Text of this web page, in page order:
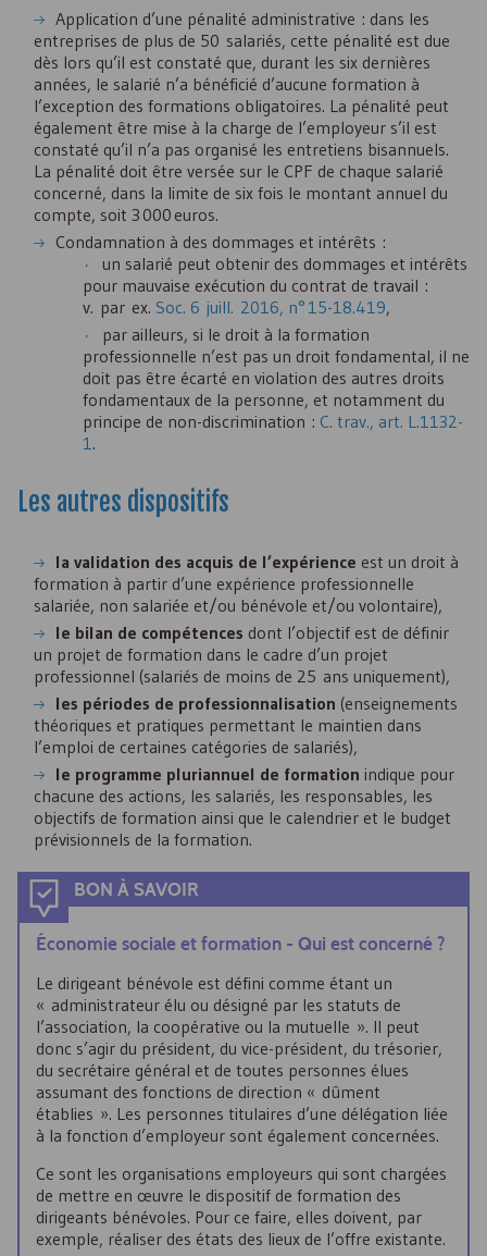
Application d’une pénalité administrative : dans les
entreprises de plus de 50 salariés, cette pénalité est due
dès lors qu’il est constaté que, durant les six dernières
années, le salarié n’a bénéficié d’aucune formation à
l’exception des formations obligatoires. La pénalité peut
également être mise à la charge de l’employeur s’il est
constaté qu’il n’a pas organisé les entretiens bisannuels.
La pénalité doit être versée sur le CPF de chaque salarié
concerné, dans la limite de six fois le montant annuel du
compte, soit 3 000 euros.
Condamnation à des dommages et intérêts :
un salarié peut obtenir des dommages et intérêts
pour mauvaise exécution du contrat de travail :
v. par ex. Soc. 6 juill. 2016, n° 15-18.419,
par ailleurs, si le droit à la formation
professionnelle n’est pas un droit fondamental, il ne
doit pas être écarté en violation des autres droits
fondamentaux de la personne, et notamment du
principe de non-discrimination : C. trav., art. L.1132-
1.
Les autres dispositifs
la validation des acquis de l’expérience est un droit à
formation à partir d’une expérience professionnelle
salariée, non salariée et/ou bénévole et/ou volontaire),
le bilan de compétences dont l’objectif est de définir
un projet de formation dans le cadre d’un projet
professionnel (salariés de moins de 25 ans uniquement),
les périodes de professionnalisation (enseignements
théoriques et pratiques permettant le maintien dans
l’emploi de certaines catégories de salariés),
le programme pluriannuel de formation indique pour
chacune des actions, les salariés, les responsables, les
objectifs de formation ainsi que le calendrier et le budget
prévisionnels de la formation.
BON À SAVOIR
Économie sociale et formation - Qui est concerné ?
Le dirigeant bénévole est défini comme étant un
« administrateur élu ou désigné par les statuts de
l’association, la coopérative ou la mutuelle ». Il peut
donc s’agir du président, du vice-président, du trésorier,
du secrétaire général et de toutes personnes élues
assumant des fonctions de direction « dûment
établies ». Les personnes titulaires d’une délégation liée
à la fonction d’employeur sont également concernées.
Ce sont les organisations employeurs qui sont chargées
de mettre en œuvre le dispositif de formation des
dirigeants bénévoles. Pour ce faire, elles doivent, par
exemple, réaliser des états des lieux de l’offre existante.